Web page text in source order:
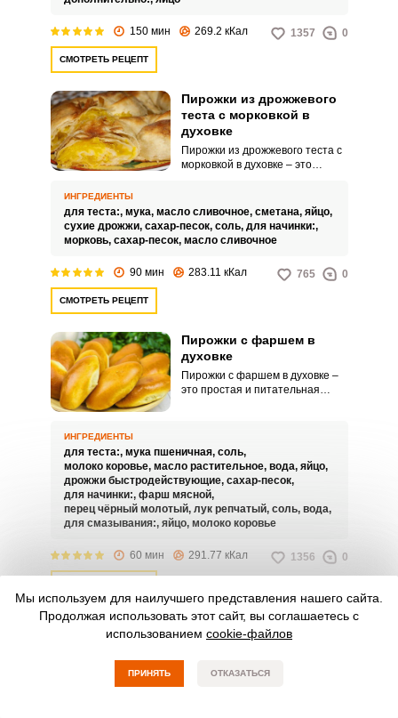
150 мин 269.2 кКал 1357 0
СМОТРЕТЬ РЕЦЕПТ
Пирожки из дрожжевого
теста с морковкой в
духовке
Пирожки из дрожжевого теста с
морковкой в духовке – это
совсем не многие кулинары,
однако зря. Нежное тесто
отлично гармонирует с сочной
дополненной сливочным
маслом и небольшим
ИНГРЕДИЕНТЫ
для теста:, мука, масло сливочное, сметана, яйцо,
сухие дрожжи, сахар-песок, соль, для начинки:,
морковь, сахар-песок, масло сливочное
90 мин 283.11 кКал 765 0
СМОТРЕТЬ РЕЦЕПТ
Пирожки с фаршем в
духовке
Пирожки с фаршем в духовке –
это простая и питательная
как приготовить пышное и
нежное тесто, которое
прекрасно сочетается с сочной
мясной начинкой.
ИНГРЕДИЕНТЫ
для теста:, мука пшеничная, соль,
молоко коровье, масло растительное, вода, яйцо,
дрожжи быстродействующие, сахар-песок,
для начинки:, фарш мясной,
перец чёрный молотый, лук репчатый, соль, вода,
для смазывания:, яйцо, молоко коровье
60 мин 291.77 кКал 1356 0
Пирожки из слоеного
теста с яблоками в
Пирожки из слоеного теста с
яблоками в духовке получаются
Мы используем для наилучшего представления нашего сайта.
Продолжая использовать этот сайт, вы соглашаетесь с
использованием cookie-файлов
ПРИНЯТЬ ОТКАЗАТЬСЯ